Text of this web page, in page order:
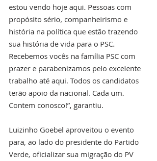
estou vendo hoje aqui. Pessoas com
propósito sério, companheirismo e
história na política que estão trazendo
sua história de vida para o PSC.
Recebemos vocês na família PSC com
prazer e parabenizamos pelo excelente
trabalho até aqui. Todos os candidatos
terão apoio da nacional. Cada um.
Contem conosco!”, garantiu.
Luizinho Goebel aproveitou o evento
para, ao lado do presidente do Partido
Verde, oficializar sua migração do PV